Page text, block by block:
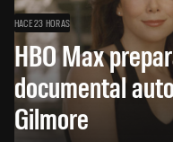
HACE 23 HORAS
HBO Max
documental
Gilmore